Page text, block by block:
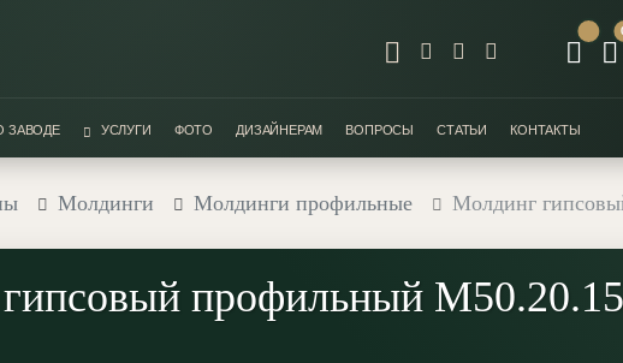
ЗАВОДЕ УСЛУГИ ФОТО ДИЗАЙНЕРАМ ВОПРОСЫ СТАТЬИ КОНТАКТЫ
Молдинги Молдинги профильные Молдинг
профильный М50.20.15